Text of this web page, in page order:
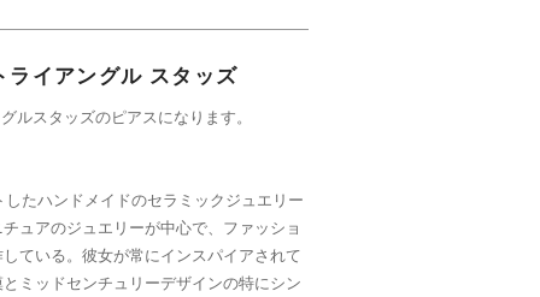
イアングル スタッズ
ルスタッズのピアスになります。
たハンドメイドのセラミックジュエリー
ュアのジュエリーが中心で、ファッショ
ている。彼女が常にインスパイアされて
ミッドセンチュリーデザインの特にシン